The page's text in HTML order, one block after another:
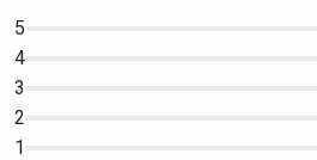
5
4
3
2
1